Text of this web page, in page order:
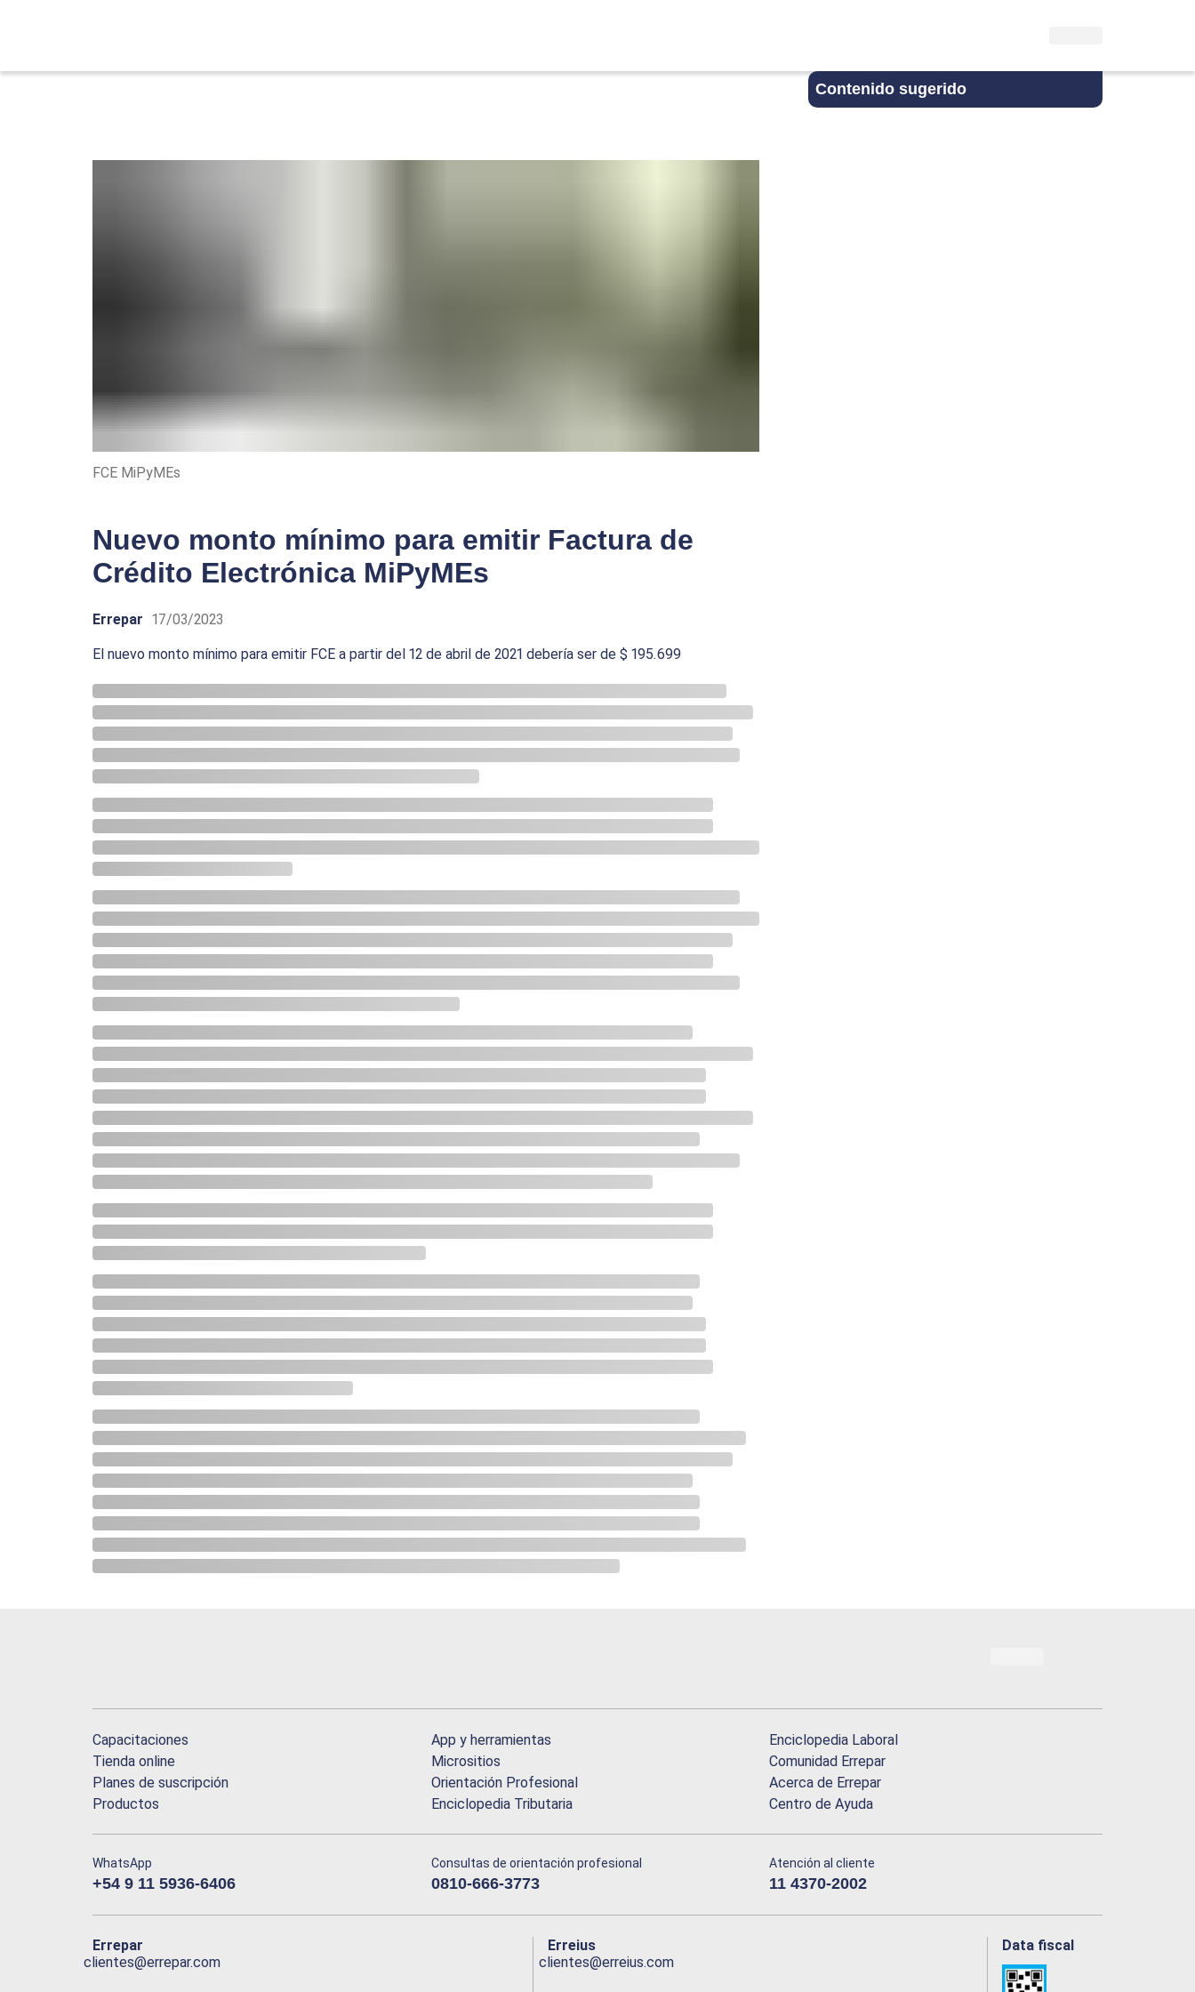
Contenido sugerido
FCE MiPyMEs
Nuevo monto mínimo para emitir Factura de
Crédito Electrónica MiPyMEs
Errepar 17/03/2023
El nuevo monto mínimo para emitir FCE a partir del 12 de abril de 2021 debería ser de $ 195.699
Capacitaciones
Tienda online
Planes de suscripción
Productos
App y herramientas
Micrositios
Orientación Profesional
Enciclopedia Tributaria
Enciclopedia Laboral
Comunidad Errepar
Acerca de Errepar
Centro de Ayuda
WhatsApp
+54 9 11 5936-6406
Consultas de orientación profesional
0810-666-3773
Atención al cliente
11 4370-2002
Errepar
clientes@errepar.com
Erreius
clientes@erreius.com
Data fiscal